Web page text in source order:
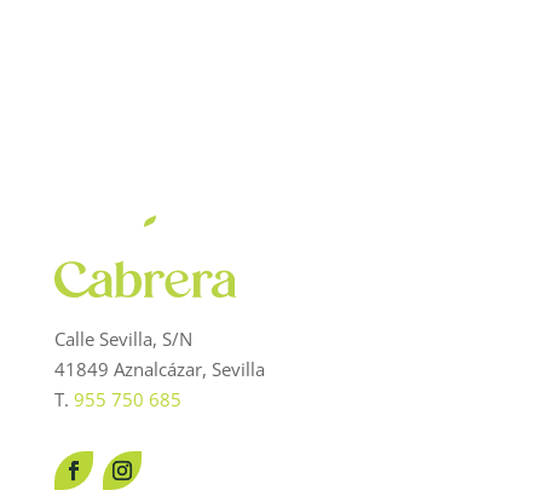
Calle Sevilla, S/N
41849 Aznalcázar, Sevilla
T. 955 750 685